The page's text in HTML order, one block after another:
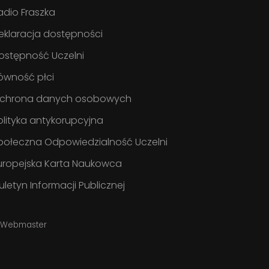
Fraszka
dostępności
Uczelni
płci
danych osobowych
antykorupcyjna
Odpowiedzialność Uczelni
Karta Naukowca
Informacji Publicznej
Webmaster